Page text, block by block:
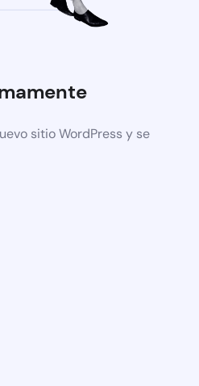
sitio WordPress y se